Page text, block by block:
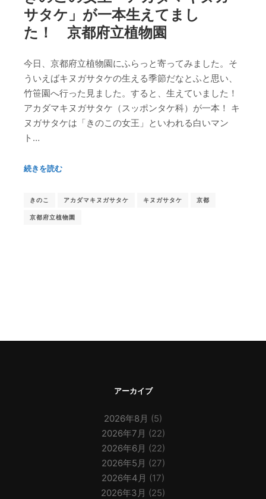
サタケ」が一本生えてまし
た！ 京都府立植物園
今日、京都府立植物園にふらっと寄ってみました。そ
ういえばキヌガサタケの生える季節だなとふと思い、
竹笹園へ行った見ました。すると、生えていました！
アカダマキヌガサタケ（スッポンタケ科）が一本！ キ
ヌガサタケは「きのこの女王」といわれる白いマン
ト…
続きを読む
きのこ アカダマキヌガサタケ キヌガサタケ 京都
京都府立植物園
アーカイブ
2026年8月 (5)
2026年7月 (22)
2026年6月 (22)
2026年5月 (27)
2026年4月 (17)
2026年3月 (25)